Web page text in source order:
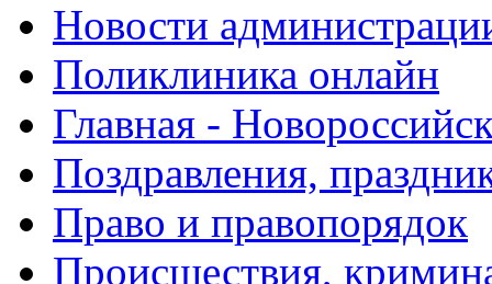
Новости
Поликлиника онлайн
Главная -
Поздравления,
Право и правопорядок
Происшествия,